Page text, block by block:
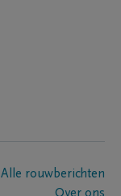
Alle rouwberichten